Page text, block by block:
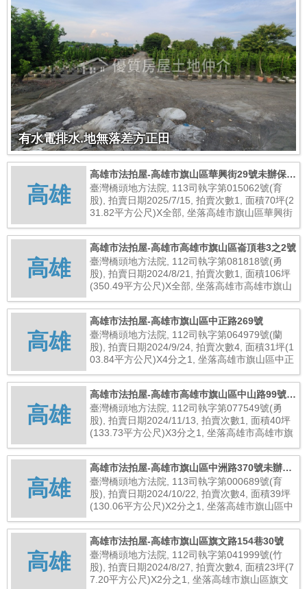
有水電排水.地無落差方正田
高雄
高雄市法拍屋-高雄市旗山區華興街29號未辦保存
登記建物
臺灣橋頭地方法院, 113司執字第015062號(育
股), 拍賣日期2025/7/15, 拍賣次數1, 面積70坪(2
31.82平方公尺)X全部, 坐落高雄市旗山區華興街
高雄
高雄市法拍屋-高雄市高雄巿旗山區崙頂巷3之2號
臺灣橋頭地方法院, 112司執字第081818號(勇
股), 拍賣日期2024/8/21, 拍賣次數1, 面積106坪
(350.49平方公尺)X全部, 坐落高雄市高雄巿旗山
高雄
高雄市法拍屋-高雄市旗山區中正路269號
臺灣橋頭地方法院, 112司執字第064979號(蘭
股), 拍賣日期2024/9/24, 拍賣次數4, 面積31坪(1
03.84平方公尺)X4分之1, 坐落高雄市旗山區中正
高雄
高雄市法拍屋-高雄市高雄巿旗山區中山路99號
(未保存登記建物)
臺灣橋頭地方法院, 112司執字第077549號(勇
股), 拍賣日期2024/11/13, 拍賣次數1, 面積40坪
(133.73平方公尺)X3分之1, 坐落高雄市高雄巿旗
000,000元
高雄
高雄市法拍屋-高雄市旗山區中洲路370號未辦保
存登記建物
臺灣橋頭地方法院, 113司執字第000689號(育
股), 拍賣日期2024/10/22, 拍賣次數4, 面積39坪
(130.06平方公尺)X2分之1, 坐落高雄市旗山區中
000元
高雄
高雄市法拍屋-高雄市旗山區旗文路154巷30號
臺灣橋頭地方法院, 112司執字第041999號(竹
股), 拍賣日期2024/8/27, 拍賣次數4, 面積23坪(7
7.20平方公尺)X2分之1, 坐落高雄市旗山區旗文